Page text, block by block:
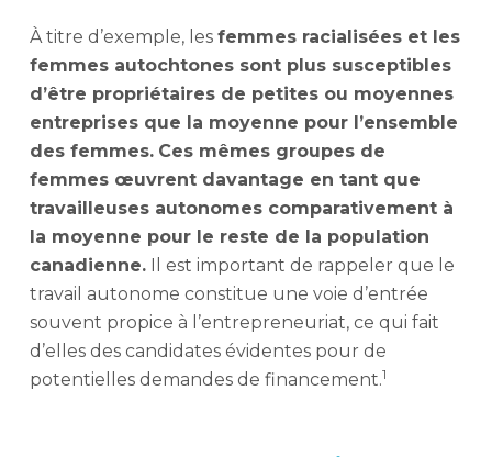
À titre d’exemple, les femmes racialisées et les
femmes autochtones sont plus susceptibles
d’être propriétaires de petites ou moyennes
entreprises que la moyenne pour l’ensemble
des femmes. Ces mêmes groupes de
femmes œuvrent davantage en tant que
travailleuses autonomes comparativement à
la moyenne pour le reste de la population
canadienne.Il est important de rappeler que le
travail autonome constitue une voie d’entrée
souvent propice à l’entrepreneuriat, ce qui fait
d’elles des candidates évidentes pour de
potentielles demandes de financement.1